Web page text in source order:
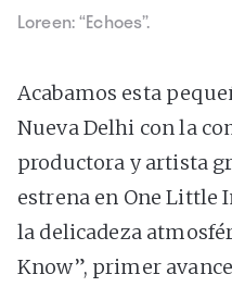
Loreen: “Echoes”.
Acabamos esta
Nueva Delhi con la
productora y artista
estrena en One Little
la delicadeza
Know”, primer